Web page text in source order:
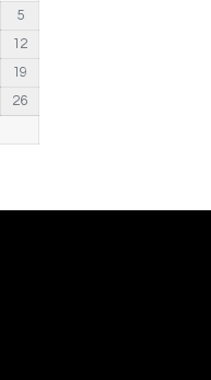
5
12
19
26